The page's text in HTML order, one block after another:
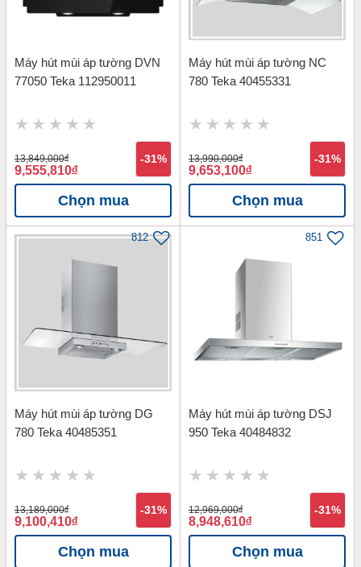
Máy hút mùi áp tường DVN
77050 Teka 112950011
13,849,000đ
9,555,810đ
-31%
Chọn mua
Máy hút mùi áp tường NC
780 Teka 40455331
13,990,000đ
9,653,100đ
-31%
Chọn mua
812
Máy hút mùi áp tường DG
780 Teka 40485351
13,189,000đ
9,100,410đ
-31%
Chọn mua
851
Máy hút mùi áp tường DSJ
950 Teka 40484832
12,969,000đ
8,948,610đ
-31%
Chọn mua